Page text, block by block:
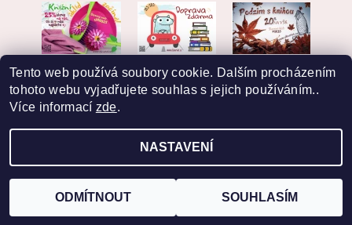
2026 © EKVARIAT, všechna práva vyhrazena
Vytvořil Shoptet
Tento web používá soubory cookie. Dalším procházením
tohoto webu vyjadřujete souhlas s jejich používáním..
Více informací zde.
NASTAVENÍ
ODMÍTNOUT SOUHLASÍM